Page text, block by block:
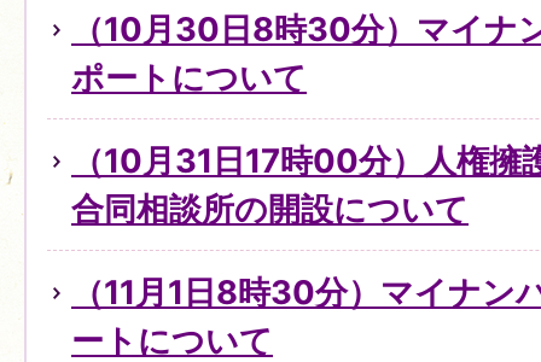
（10月30日8時30分）マイナ
ポートについて
（10月31日17時00分）人権擁
合同相談所の開設について
（11月1日8時30分）マイナン
ートについて